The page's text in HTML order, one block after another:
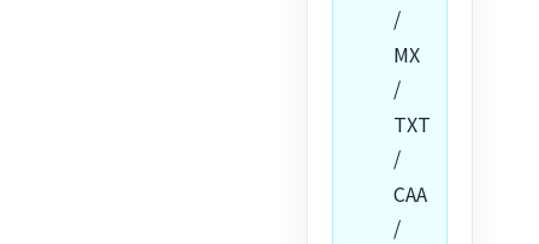
/
MX
/
TXT
/
CAA
/